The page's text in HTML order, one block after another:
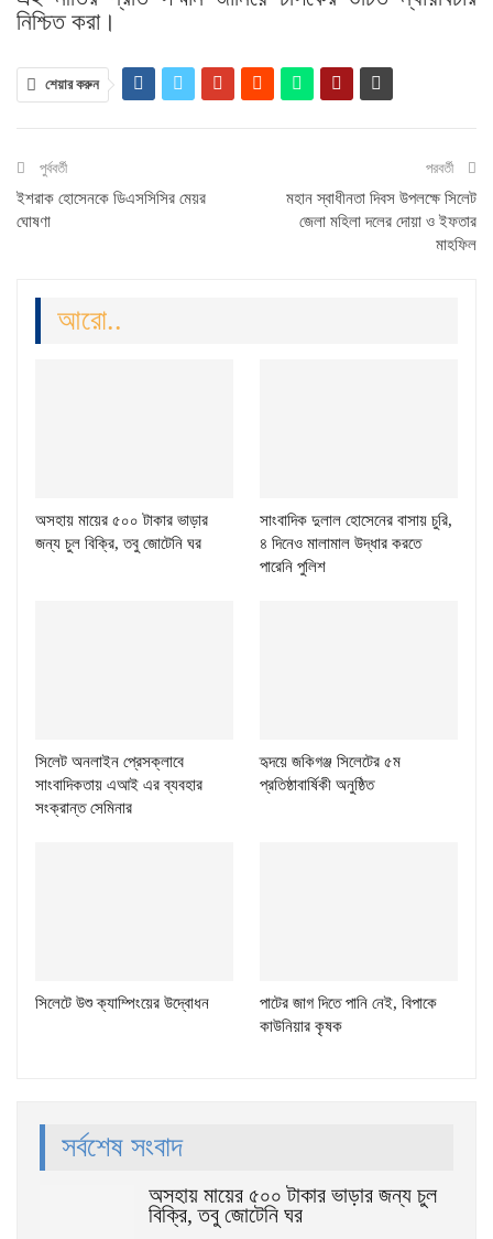
নিশ্চিত করা।
শেয়ার করুন
পুর্ববর্তী
ইশরাক হোসেনকে ডিএসসিসির মেয়র
ঘোষণা
পরবর্তী
মহান স্বাধীনতা দিবস উপলক্ষে সিলেট
জেলা মহিলা দলের দোয়া ও ইফতার
মাহফিল
আরো..
অসহায় মায়ের ৫০০ টাকার ভাড়ার
জন্য চুল বিক্রি, তবু জোটেনি ঘর
সাংবাদিক দুলাল হোসেনের বাসায় চুরি,
৪ দিনেও মালামাল উদ্ধার করতে
পারেনি পুলিশ
সিলেট অনলাইন প্রেসক্লাবে
সাংবাদিকতায় এআই এর ব্যবহার
সংক্রান্ত সেমিনার
হৃদয়ে জকিগঞ্জ সিলেটের ৫ম
প্রতিষ্ঠাবার্ষিকী অনুষ্ঠিত
সিলেটে উশু ক্যাম্পিংয়ের উদ্বোধন
পাটের জাগ দিতে পানি নেই, বিপাকে
কাউনিয়ার কৃষক
সর্বশেষ সংবাদ
অসহায় মায়ের ৫০০ টাকার ভাড়ার জন্য চুল
বিক্রি, তবু জোটেনি ঘর